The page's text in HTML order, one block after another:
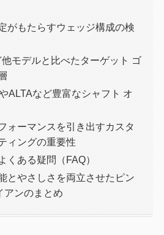
がもたらすウェッジ構成の検
モデルと比べたターゲット ゴ
ALTAなど豊富なシャフト オ
ォーマンスを引き出すカスタ
ィングの重要性
くある疑問（FAQ）
とやさしさを両立させたピン
アンのまとめ